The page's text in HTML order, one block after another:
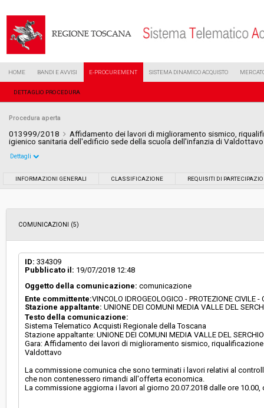
HOME BANDI E AVVISI E-PROCUREMENT SISTEMA DINAMICO ACQUISTO
DETTAGLIO PROCEDURA
Procedura aperta
013999/2018
Affidamento dei lavori di miglioramento sismico,
igienico sanitaria dell'edificio sede della scuola dell'infanzia di Valdottavo
Data pubblicazione:
Svolgimento:
Responsabile attuale:
VINCOLO IDROGEOLOGICO - PROTEZIONE
E SVILUPPO ECONOMICO
Dettagli
INFORMAZIONI GENERALI CLASSIFICAZIONE REQUISITI DI
COMUNICAZIONI (5)
ID: 334309
Pubblicato il: 19/07/2018 12:48
Oggetto della comunicazione: comunicazione
Ente committente:VINCOLO IDROGEOLOGICO - PROTEZIONE CIVILE
Stazione appaltante: UNIONE DEI COMUNI MEDIA VALLE DEL
Testo della comunicazione:
Sistema Telematico Acquisti Regionale della Toscana
Stazione appaltante: UNIONE DEI COMUNI MEDIA VALLE DEL SERCHIO
Gara: Affidamento dei lavori di miglioramento sismico,
Valdottavo
La commissione comunica che sono terminati i lavori relativi al
che non contenessero rimandi all'offerta economica.
La commissione aggiorna i lavori al giorno 20.07.2018 dalle ore